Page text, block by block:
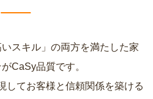
スキル」の両方を満たした家
CaSy品質です。
してお客様と信頼関係を築ける